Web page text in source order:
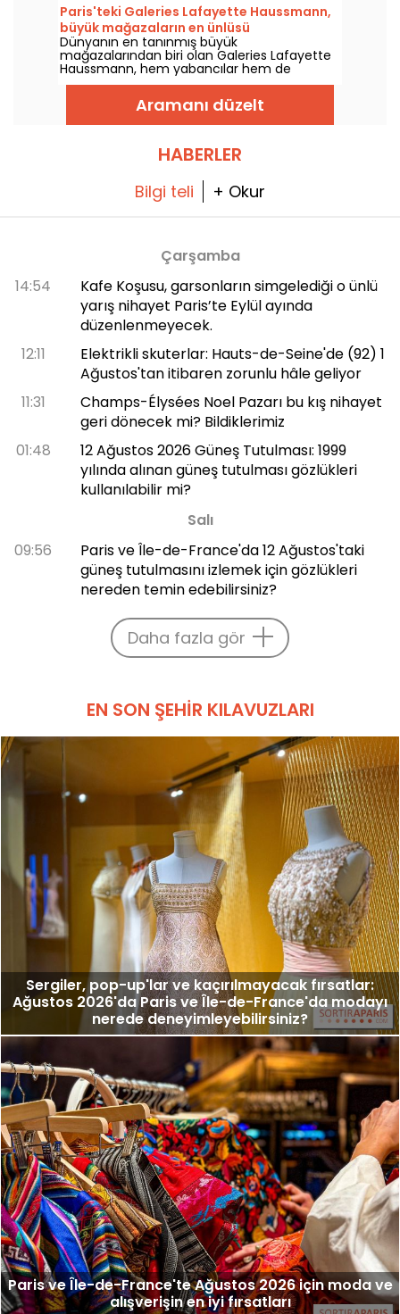
tutkunlarının yanı sıra gurme bir kafe veya
rafine bir restoran arayan gurmelere de
hitap edecek.
Paris'teki Galeries Lafayette Haussmann,
büyük mağazaların en ünlüsü
Dünyanın en tanınmış büyük
mağazalarından biri olan Galeries Lafayette
Haussmann, hem yabancılar hem de
Parisliler için tartışmasız bir alışveriş mabedi.
Peki bu neden böyle? Mevsimlere göre
değişen vitrinlerin bolluğu, Art Deco bir bina,
görkemli bir kubbe ve elbette lüks moda,
Aramanı düzelt
HABERLER
Bilgi teli + Okur
Çarşamba
14:54
Kafe Koşusu, garsonların simgelediği o ünlü
yarış nihayet Paris’te Eylül ayında
düzenlenmeyecek.
12:11
Elektrikli skuterlar: Hauts-de-Seine'de (92) 1
Ağustos'tan itibaren zorunlu hâle geliyor
11:31
Champs-Élysées Noel Pazarı bu kış nihayet
geri dönecek mi? Bildiklerimiz
01:48
12 Ağustos 2026 Güneş Tutulması: 1999
yılında alınan güneş tutulması gözlükleri
kullanılabilir mi?
Salı
09:56
Paris ve Île-de-France'da 12 Ağustos'taki
güneş tutulmasını izlemek için gözlükleri
nereden temin edebilirsiniz?
Daha fazla gör
EN SON ŞEHIR KILAVUZLARI
Sergiler, pop-up'lar ve kaçırılmayacak fırsatlar:
Ağustos 2026'da Paris ve Île-de-France'da modayı
nerede deneyimleyebilirsiniz?
Paris ve Île-de-France'te Ağustos 2026 için moda ve
alışverişin en iyi fırsatları